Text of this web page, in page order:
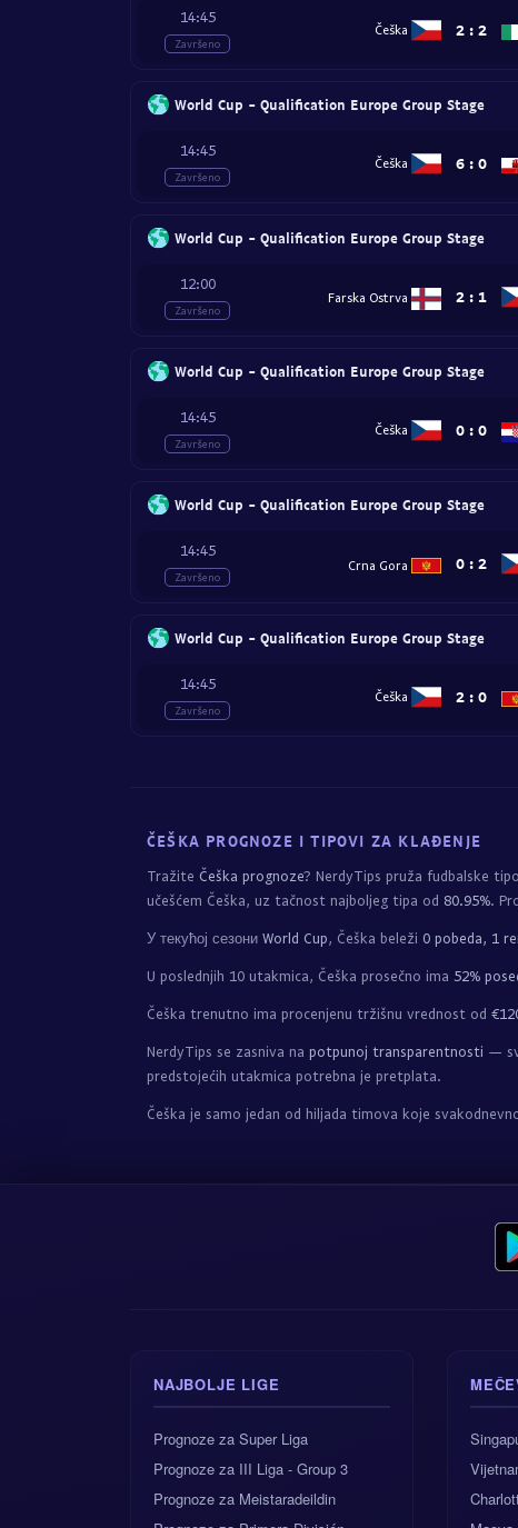
14:45
Završeno
Češka 2 : 2
World Cup - Qualification Europe Group Stage
14:45
Završeno
Češka 6 : 0
World Cup - Qualification Europe Group Stage
12:00
Završeno
Farska Ostrva 2 : 1
World Cup - Qualification Europe Group Stage
14:45
Završeno
Češka 0 : 0
World Cup - Qualification Europe Group Stage
14:45
Završeno
Crna Gora 0 : 2
World Cup - Qualification Europe Group Stage
14:45
Završeno
Češka 2 : 0
ČEŠKA PROGNOZE I TIPOVI ZA KLAĐENJE
Tražite Češka prognoze? NerdyTips pruža fudbalske
učešćem Češka, uz tačnost najboljeg tipa od 80.95%.
У текућој сезони World Cup, Češka beleži 0 pobeda, 1
U poslednjih 10 utakmica, Češka prosečno ima 52%
Češka trenutno ima procenjenu tržišnu vrednost od
NerdyTips se zasniva na potpunoj transparentnosti —
predstojećih utakmica potrebna je pretplata.
Češka je samo jedan od hiljada timova koje
NAJBOLJE LIGE
Prognoze za Super Liga
Prognoze za III Liga - Group 3
Prognoze za Meistaradeildin